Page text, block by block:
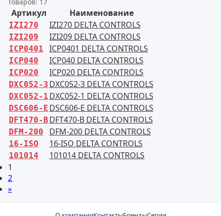
Артикул Наименование
IZI270 IZI270 DELTA CONTROLS
IZI209 IZI209 DELTA CONTROLS
ICP0401 ICP0401 DELTA CONTROLS
ICP040 ICP040 DELTA CONTROLS
ICP020 ICP020 DELTA CONTROLS
DXC052-3 DXC052-3 DELTA CONTROLS
DXC052-1 DXC052-1 DELTA CONTROLS
DSC606-E DSC606-E DELTA CONTROLS
DFT470-B DFT470-B DELTA CONTROLS
DFM-200 DFM-200 DELTA CONTROLS
16-ISO 16-ISO DELTA CONTROLS
101014
101014 DELTA CONTROLS
1
2
»